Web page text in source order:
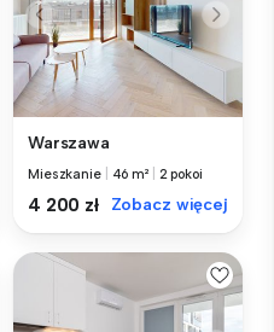
Warszawa
Mieszkanie 46 m² 2 pokoi
4 200 zł Zobacz więcej